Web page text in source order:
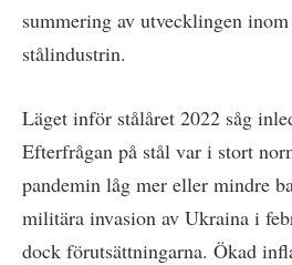
summering av utvecklingen
stålindustrin.
Läget inför stålåret 2022 såg
Efterfrågan på stål var i stort
pandemin låg mer eller mindre
militära invasion av Ukraina i
dock förutsättningarna. Ökad